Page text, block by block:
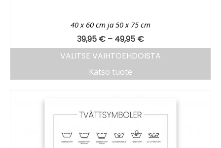
40 x 60 cm ja 50 x 75 cm
39,95 € – 49,95 €
VALITSE VAIHTOEHDOISTA
Katso tuote